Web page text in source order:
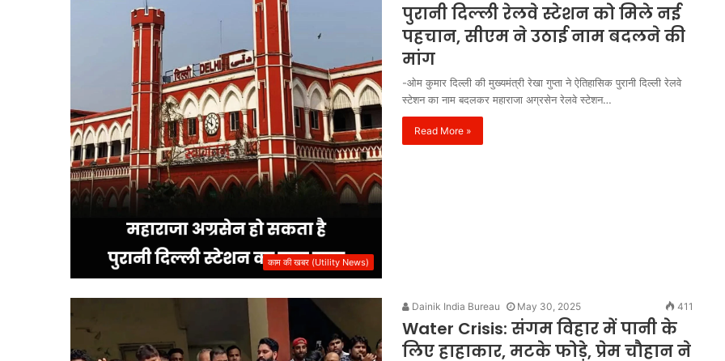
काम की खबर (Utility News)
पुरानी दिल्ली रेलवे स्टेशन को मिले नई
पहचान, सीएम ने उठाई नाम बदलने की
मांग
-ओम कुमार दिल्ली की मुख्यमंत्री रेखा गुप्ता ने ऐतिहासिक पुरानी दिल्ली रेलवे
स्टेशन का नाम बदलकर महाराजा अग्रसेन रेलवे स्टेशन…
Read More »
Dainik India Bureau May 30, 2025 411
Water Crisis: संगम विहार में पानी के
लिए हाहाकार, मटके फोड़े, प्रेम चौहान ने